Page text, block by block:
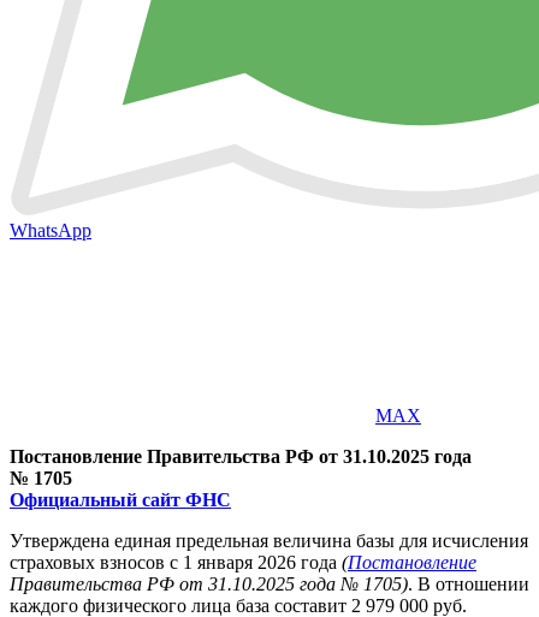
WhatsApp
MAX
Постановление Правительства РФ от 31.10.2025 года
№ 1705
Официальный сайт ФНС
Утверждена единая предельная величина базы для исчисления
страховых взносов с 1 января 2026 года (Постановление
Правительства РФ от 31.10.2025 года № 1705). В отношении
каждого физического лица база составит 2 979 000 руб.